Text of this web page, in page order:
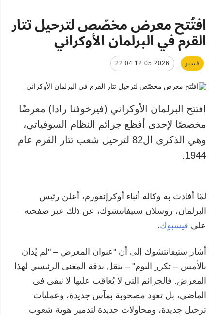
افتُتح معرض مخصّص لترحيل تتار
القرم في البرلمان الأوكراني
فيديو 12.05.2026 22:04
افتتح البرلمان الأوكراني (فيرخوفنا رادا) معرضًا
مخصصًا لإحدى أفظع جرائم النظام السوفياتي،
وهي الذكرى ال82 لترحيل شعب تتار القرم عام
1944.
لمّا أفادت به وكالة أنباء أوكرإنفورم، أعلن رئيس
البرلمان، روسلان ستيفانتشوك، عن ذلك عبر صفحته
على فيسبوك.
أشار ستيفانتشوك إلى أن "عنوان المعرض – "لم يُدان
بالأمس – تكرر اليوم" – ينقل بدقة المعنى الرئيسي لهذا
المعرض. فالجرائم التي لا يُعاقب عليها لا تبقى في
الماضي، بل تعود مصحوبة بمآس جديدة، وعمليات
ترحيل جديدة، ومحاولات جديدة لتدمير هوية شعوب